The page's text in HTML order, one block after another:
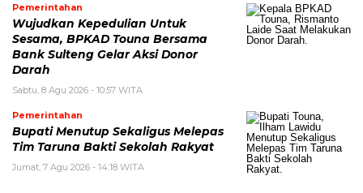
Pemerintahan
Wujudkan Kepedulian Untuk
Sesama, BPKAD Touna Bersama
Bank Sulteng Gelar Aksi Donor
Darah
Sabtu, 8 Agu 2026 - 10:57 WITA
Pemerintahan
Bupati Menutup Sekaligus Melepas
Tim Taruna Bakti Sekolah Rakyat
Jumat, 7 Agu 2026 - 14:18 WITA